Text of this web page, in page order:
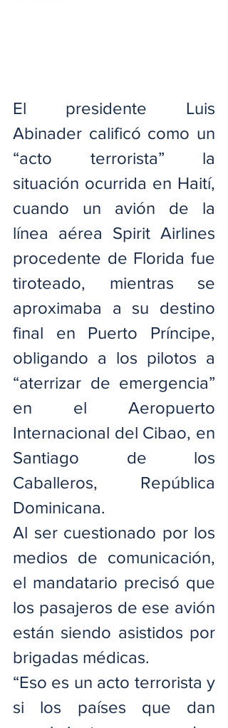
El presidente Luis
Abinader calificó como un
“acto terrorista” la
situación ocurrida en Haití,
cuando un avión de la
línea aérea Spirit Airlines
procedente de Florida fue
tiroteado, mientras se
aproximaba a su destino
final en Puerto Príncipe,
obligando a los pilotos a
“aterrizar de emergencia”
en el Aeropuerto
Internacional del Cibao, en
Santiago de los
Caballeros, República
Dominicana.
Al ser cuestionado por los
medios de comunicación,
el mandatario precisó que
los pasajeros de ese avión
están siendo asistidos por
brigadas médicas.
“Eso es un acto terrorista y
si los países que dan